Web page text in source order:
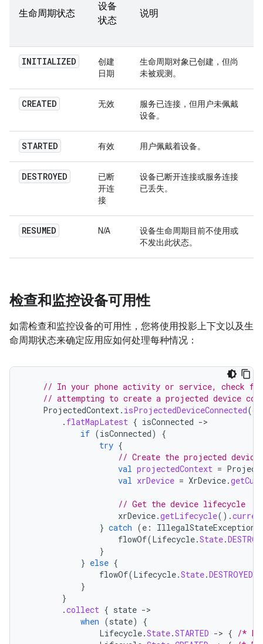
生命周期状态
设备
状态
说明
INITIALIZED
创建
日期
生命周期对象已创建，但尚
未被观测。
CREATED 无效
服务已连接，但用户未佩戴
设备。
STARTED 有效 用户佩戴着设备。
DESTROYED
已断
开连
接
设备已断开连接或服务连接
已丢失。
RESUMED N/A
设备生命周期目前不使用或
不发出此状态。
检查和监控设备可用性
如需检查和监控设备的可用性，您将使用投影上下文以及生
命周期状态来确定应用应如何处理每种情况：
// In your phone activity or service, check
// attempting to create a projected device
ProjectedContext. isProjectedDeviceConnected(
. flatMapLatest { isConnected -
if (isConnected)
{
try {
// Create the projected device
val projectedContext =
val xrDevice = XrDevice.
// Get the device lifecycle
xrDevice.getLifecycle().
} catch (e : IllegalStateException
flowOf(Lifecycle.State.
}
} else {
flowOf(Lifecycle.State.DESTROYED
}
}
.collect { state -
when (state)
{
Lifecycle.State.STARTED -> { /*